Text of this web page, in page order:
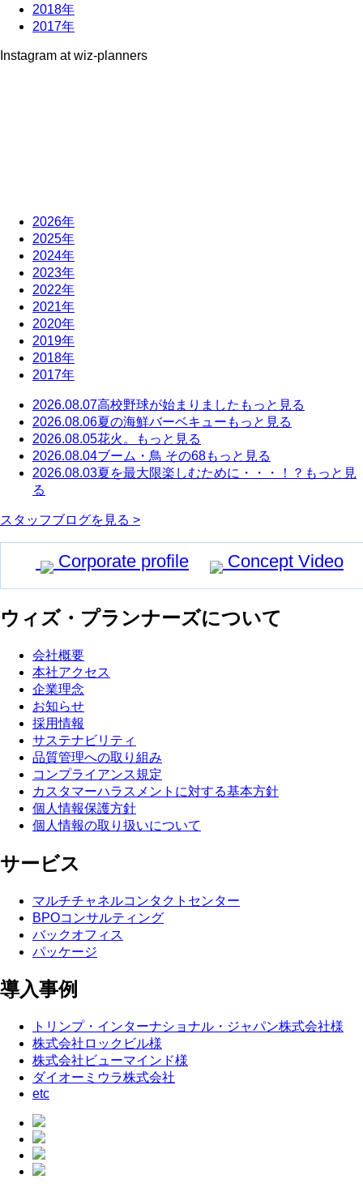
2018年
2017年
Instagram at wiz-planners
2026年
2025年
2024年
2023年
2022年
2021年
2020年
2019年
2018年
2017年
2026.08.07高校野球が始まりました もっと見る
2026.08.06夏の海鮮バーベキュー もっと見る
2026.08.05花火。
もっと見る
2026.08.04ブーム・鳥 その68もっと見る
2026.08.03夏を最大限楽しむために・・・！？ もっと見
る
スタッフブログを見る >
Corporate profile Concept Video
ウィズ・プランナーズについて
会社概要
本社アクセス
企業理念
お知らせ
採用情報
サステナビリティ
品質管理への取り組み
コンプライアンス規定
カスタマーハラスメントに対する基本方針
個人情報保護方針
個人情報の取り扱いについて
サービス
マルチチャネルコンタクトセンター
BPOコンサルティング
バックオフィス
パッケージ
導入事例
トリンプ・インターナショナル・ジャパン株式会社様
株式会社ロックビル様
株式会社ビューマインド様
ダイオーミウラ株式会社
etc